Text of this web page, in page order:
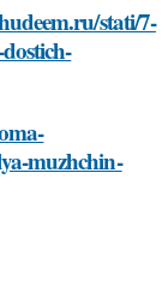
stati/7-
muzhchin-